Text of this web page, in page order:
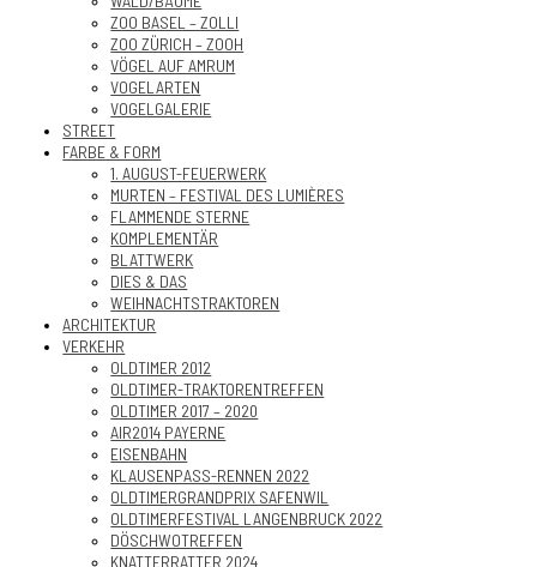
ZOO BASEL – ZOLLI
ZOO ZÜRICH – ZOOH
VÖGEL AUF AMRUM
VOGELARTEN
VOGELGALERIE
STREET
FARBE & FORM
1. AUGUST-FEUERWERK
MURTEN – FESTIVAL DES LUMIÈRES
FLAMMENDE STERNE
KOMPLEMENTÄR
BLATTWERK
DIES & DAS
WEIHNACHTSTRAKTOREN
ARCHITEKTUR
VERKEHR
OLDTIMER 2012
OLDTIMER-TRAKTORENTREFFEN
OLDTIMER 2017 – 2020
AIR2014 PAYERNE
EISENBAHN
KLAUSENPASS-RENNEN 2022
OLDTIMERGRANDPRIX SAFENWIL
OLDTIMERFESTIVAL LANGENBRUCK 2022
DÖSCHWOTREFFEN
KNATTERRATTER 2024